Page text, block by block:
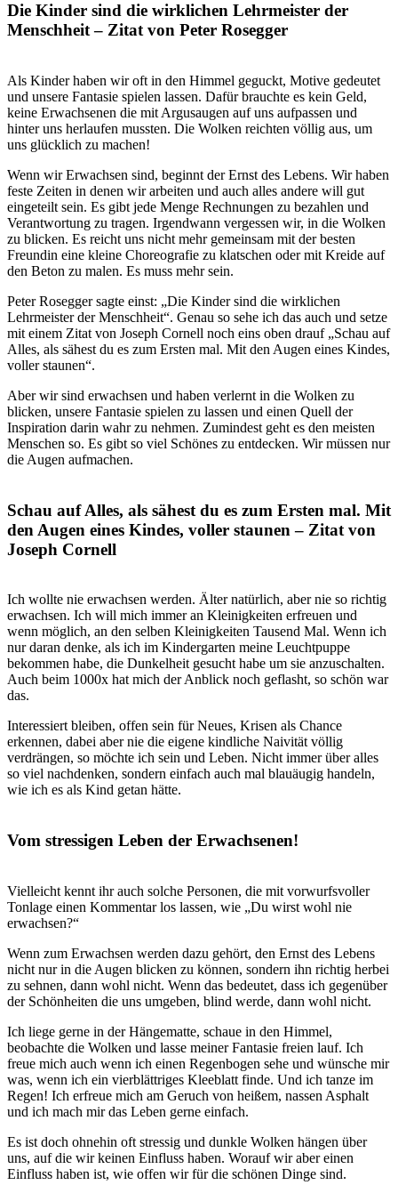
Die Kinder sind die wirklichen Lehrmeister der
Menschheit – Zitat von Peter Rosegger
Als Kinder haben wir oft in den Himmel geguckt, Motive gedeutet
und unsere Fantasie spielen lassen. Dafür brauchte es kein Geld,
keine Erwachsenen die mit Argusaugen auf uns aufpassen und
hinter uns herlaufen mussten. Die Wolken reichten völlig aus, um
uns glücklich zu machen!
Wenn wir Erwachsen sind, beginnt der Ernst des Lebens. Wir haben
feste Zeiten in denen wir arbeiten und auch alles andere will gut
eingeteilt sein. Es gibt jede Menge Rechnungen zu bezahlen und
Verantwortung zu tragen. Irgendwann vergessen wir, in die Wolken
zu blicken. Es reicht uns nicht mehr gemeinsam mit der besten
Freundin eine kleine Choreografie zu klatschen oder mit Kreide auf
den Beton zu malen. Es muss mehr sein.
Peter Rosegger sagte einst: „Die Kinder sind die wirklichen
Lehrmeister der Menschheit“. Genau so sehe ich das auch und setze
mit einem Zitat von Joseph Cornell noch eins oben drauf „Schau auf
Alles, als sähest du es zum Ersten mal. Mit den Augen eines Kindes,
voller staunen“.
Aber wir sind erwachsen und haben verlernt in die Wolken zu
blicken, unsere Fantasie spielen zu lassen und einen Quell der
Inspiration darin wahr zu nehmen. Zumindest geht es den meisten
Menschen so. Es gibt so viel Schönes zu entdecken. Wir müssen nur
die Augen aufmachen.
Schau auf Alles, als sähest du es zum Ersten mal. Mit
den Augen eines Kindes, voller staunen – Zitat von
Joseph Cornell
Ich wollte nie erwachsen werden. Älter natürlich, aber nie so richtig
erwachsen. Ich will mich immer an Kleinigkeiten erfreuen und
wenn möglich, an den selben Kleinigkeiten Tausend Mal. Wenn ich
nur daran denke, als ich im Kindergarten meine Leuchtpuppe
bekommen habe, die Dunkelheit gesucht habe um sie anzuschalten.
Auch beim 1000x hat mich der Anblick noch geflasht, so schön war
das.
Interessiert bleiben, offen sein für Neues, Krisen als Chance
erkennen, dabei aber nie die eigene kindliche Naivität völlig
verdrängen, so möchte ich sein und Leben. Nicht immer über alles
so viel nachdenken, sondern einfach auch mal blauäugig handeln,
wie ich es als Kind getan hätte.
Vom stressigen Leben der Erwachsenen!
Vielleicht kennt ihr auch solche Personen, die mit vorwurfsvoller
Tonlage einen Kommentar los lassen, wie „Du wirst wohl nie
erwachsen?“
Wenn zum Erwachsen werden dazu gehört, den Ernst des Lebens
nicht nur in die Augen blicken zu können, sondern ihn richtig herbei
zu sehnen, dann wohl nicht. Wenn das bedeutet, dass ich gegenüber
der Schönheiten die uns umgeben, blind werde, dann wohl nicht.
Ich liege gerne in der Hängematte, schaue in den Himmel,
beobachte die Wolken und lasse meiner Fantasie freien lauf. Ich
freue mich auch wenn ich einen Regenbogen sehe und wünsche mir
was, wenn ich ein vierblättriges Kleeblatt finde. Und ich tanze im
Regen! Ich erfreue mich am Geruch von heißem, nassen Asphalt
und ich mach mir das Leben gerne einfach.
Es ist doch ohnehin oft stressig und dunkle Wolken hängen über
uns, auf die wir keinen Einfluss haben. Worauf wir aber einen
Einfluss haben ist, wie offen wir für die schönen Dinge sind.